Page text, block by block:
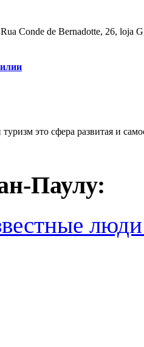
Conde de Bernadotte, 26, loja
это сфера развитая и
Паулу: